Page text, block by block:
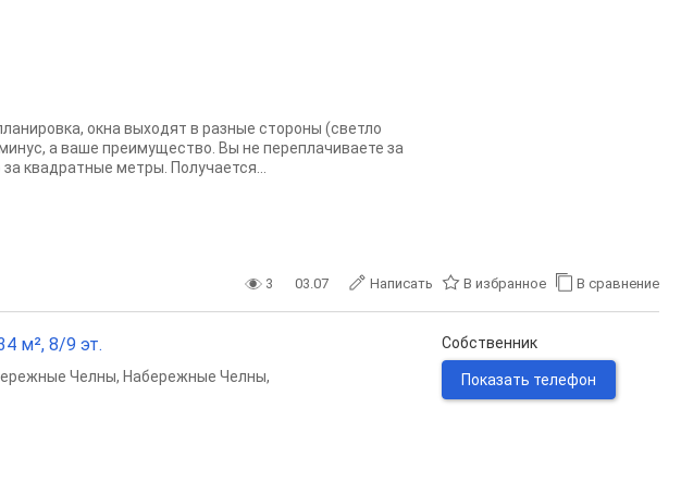
окна выходят в разные стороны (светло
а ваше преимущество. Вы не переплачиваете за
квадратные метры. Получается...
3 03.07 Написать В избранное В сравнение
м², 8/9 эт.
Челны, Набережные Челны,
Собственник
Показать телефон